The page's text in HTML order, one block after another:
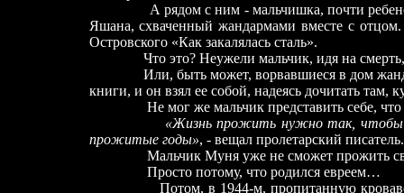
А рядом с ним -мальчишка, почти
Яшана, схваченный жандармами вместе с
Островского «Как закалялась сталь».
Что это? Неужели мальчик, идя на смерть,
Или, быть может, ворвавшиеся в дом
книги, и он взял ее собой, надеясь дочитать там,
Не мог же мальчик представить себе, что
«Жизнь прожить нужно так, чтобы
прожитые годы», - вещал пролетарский писатель.
Мальчик Муня уже не сможет прожить свою
Просто потому, что родился евреем…
Потом, в 1944-м, пропитанную